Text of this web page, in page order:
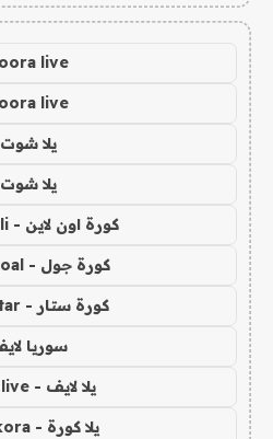
live
live
يلا شوت
يلا شوت
كورة اون لاين - kora onli
كورة جول - kora goal
كورة ستار - kora star
سوريا
يلا لايف - yalla live
يلا كورة - yallakora